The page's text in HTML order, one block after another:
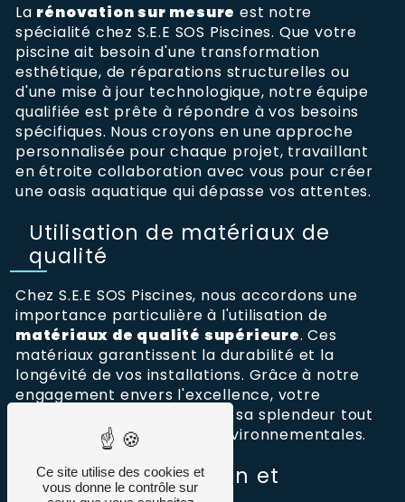
La rénovation sur mesure est notre
spécialité chez S.E.E SOS Piscines. Que votre
piscine ait besoin d'une transformation
esthétique, de réparations structurelles ou
d'une mise à jour technologique, notre équipe
qualifiée est prête à répondre à vos besoins
spécifiques. Nous croyons en une approche
personnalisée pour chaque projet, travaillant
en étroite collaboration avec vous pour créer
une oasis aquatique qui dépasse vos attentes.
Utilisation de matériaux de
qualité
Chez S.E.E SOS Piscines, nous accordons une
importance particulière à l'utilisation de
matériaux de qualité supérieure. Ces
matériaux garantissent la durabilité et la
longévité de vos installations. Grâce à notre
engagement envers l'excellence, votre
rénovation piscine retrouve sa splendeur tout
en résistant aux rigueurs environnementales.
Services d'entretien et
Ce site utilise des cookies et
vous donne le contrôle sur